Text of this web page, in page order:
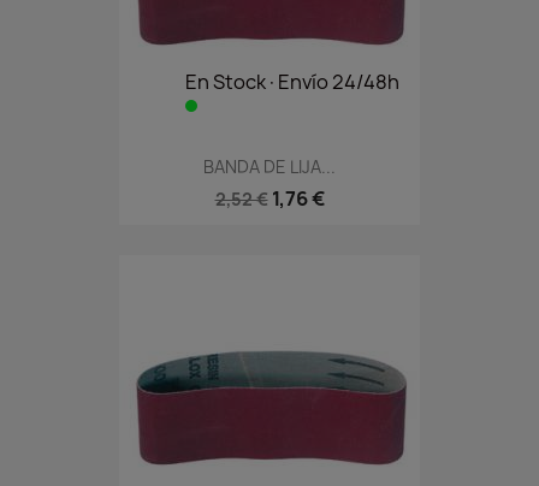
En Stock·Envío 24/48h
BANDA DE LIJA...
2,52 € 1,76 €